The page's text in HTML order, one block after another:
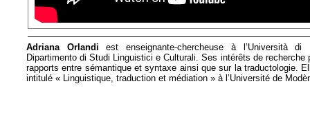
Adriana Orlandiest enseignante-chercheuse à l’Università
Dipartimento di Studi Linguistici e Culturali. Ses intérêts de
rapports entre sémantique et syntaxe ainsi que sur la traductologie.
intitulé « Linguistique, traduction et médiation » à l’Université de